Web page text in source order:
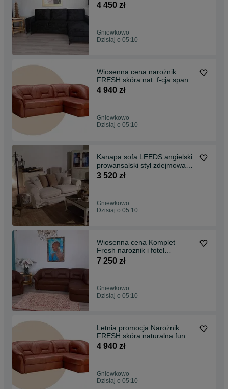
4 450 zł
Gniewkowo
Dzisiaj o 05:10
Wiosenna cena narożnik
FRESH skóra nat. f-cja spania
- Producent
4 940 zł
Gniewkowo
Dzisiaj o 05:10
Kanapa sofa LEEDS angielski
prowansalski styl zdejmowane
pokrowce
3 520 zł
Gniewkowo
Dzisiaj o 05:10
Wiosenna cena Komplet
Fresh narożnik i fotel
naturalna skóra
7 250 zł
Gniewkowo
Dzisiaj o 05:10
Letnia promocja Narożnik
FRESH skóra naturalna funk.
spania Producent
4 940 zł
Gniewkowo
Dzisiaj o 05:10